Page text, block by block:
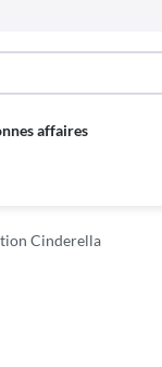
affaires
Cinderella